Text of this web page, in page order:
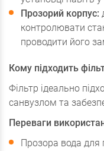
Прозорий корпус:
контролювати
проводити його
Кому підходить
Фільтр ідеально
санвузлом та
Переваги
Прозора вода для